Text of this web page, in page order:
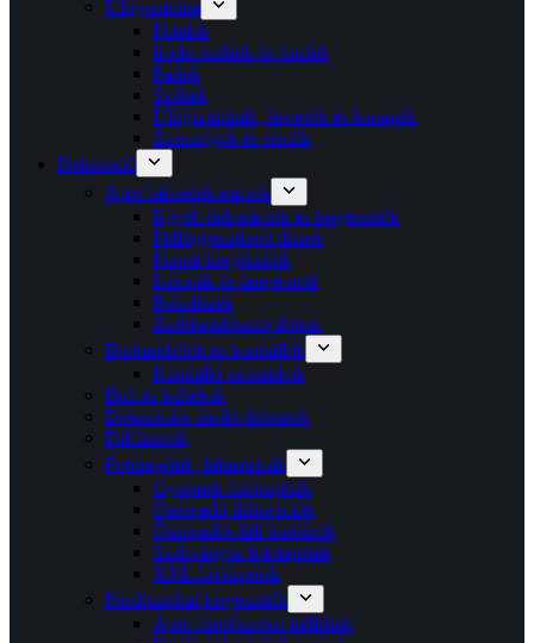
Ülőgarnitúra
Fotelek
Irodai székek és fotelek
Padok
Székek
Ülőgarnitúrák, heverők és kanapék
Zsámolyok és sámlik
Dekoráció
Apró lakásdekorációk
Egyéb dekorációk és kiegészítők
Felfüggeszthető díszek
Fonott kiegészítők
Lámpák és lampionok
Polcdíszek
Zsebkendőtartó doboz
Biokandallók és kandallók
Kandalló tartozékok
Buli és kellékek
Dekorációs tároló dobozok
Diffúzorok
Fotótapéták, falmatricák
Gyermek fotótapéták
Öntapadó dekorációk
Öntapadós fali bordűrök
Szabványos fotótapéták
XXL fotótapéták
Fürdőszobai kiegészítők
Apró fürdőszobai kellékek